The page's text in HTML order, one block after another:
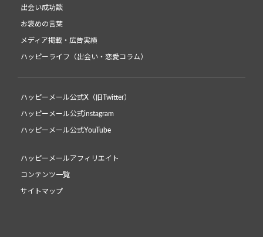
出会い成功談
お褒めの言葉
メディア掲載・広告実績
ハッピーライフ（出会い・恋愛コラム）
ハッピーメール公式X（旧Twitter）
ハッピーメール公式instagram
ハッピーメール公式YouTube
ハッピーメールアフィリエイト
コンテンツ一覧
サイトマップ